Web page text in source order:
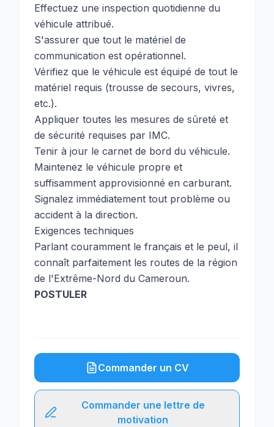
Effectuez une inspection quotidienne du
véhicule attribué.
S'assurer que tout le matériel de
communication est opérationnel.
Vérifiez que le véhicule est équipé de tout le
matériel requis (trousse de secours, vivres,
etc.).
Appliquer toutes les mesures de sûreté et
de sécurité requises par IMC.
Tenir à jour le carnet de bord du véhicule.
Maintenez le véhicule propre et
suffisamment approvisionné en carburant.
Signalez immédiatement tout problème ou
accident à la direction.
Exigences techniques
Parlant couramment le français et le peul, il
connaît parfaitement les routes de la région
de l'Extrême-Nord du Cameroun.
POSTULER
Commander un CV
Commander une lettre de
motivation